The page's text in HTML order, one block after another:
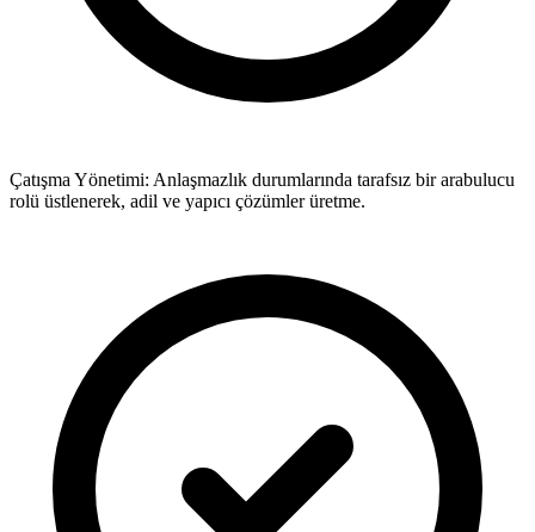
Çatışma Yönetimi: Anlaşmazlık durumlarında tarafsız bir arabulucu
rolü üstlenerek, adil ve yapıcı çözümler üretme.